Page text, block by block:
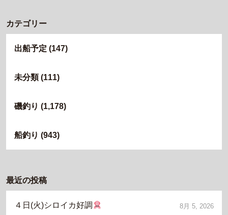
カテゴリー
出船予定 (147)
未分類(111)
磯釣り (1,178)
船釣り (943)
最近の投稿
４日(火)シロイカ好調 8月 5, 2026